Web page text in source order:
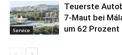
Service
Teuerste
7-Maut bei
um 62 Prozent